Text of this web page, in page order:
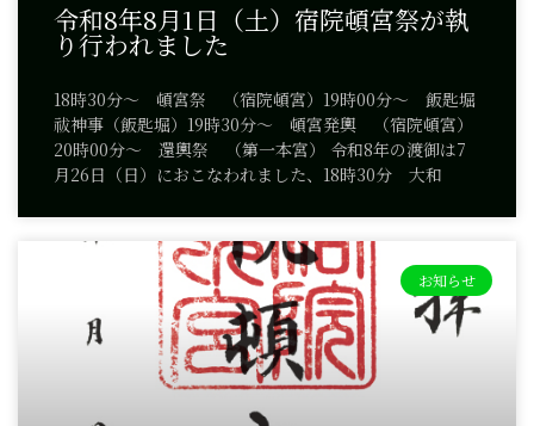
令和8年8月1日（土）宿院頓宮祭が執
り行われました
18時30分～ 頓宮祭 （宿院頓宮）19時00分～ 飯匙堀
祓神事（飯匙堀）19時30分～ 頓宮発輿 （宿院頓宮）
20時00分～ 還輿祭 （第一本宮） 令和8年の渡御は7
月26日（日）におこなわれました、18時30分 大和
お知らせ